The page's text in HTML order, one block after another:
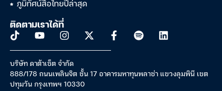
ภูมิทัศน์สื่อไทยปีล่าสุด
ติดตามเราได้ที่
บริษัท ดาต้าเซ็ต จำกัด
888/178 ถนนเพลินจิต ชั้น 17 อาคารมหาทุนพลาซ่า แขวงลุมพินี เขต
ปทุมวัน กรุงเทพฯ 10330